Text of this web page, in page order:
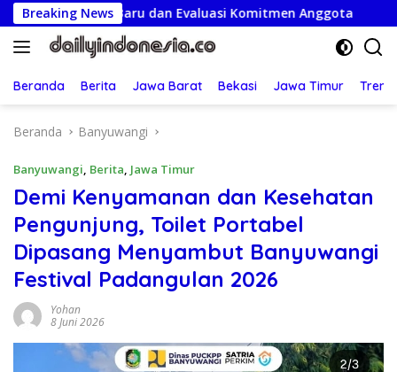
Langsung
ke
konten
Breaking News
Baru dan Evaluasi Komitmen Anggota Semarak
Beranda Berita Jawa Barat Bekasi Jawa Timur
Beranda Banyuwangi
Banyuwangi, Berita, Jawa Timur
Demi Kenyamanan dan Kesehatan
Pengunjung, Toilet Portabel
Dipasang Menyambut Banyuwangi
Festival Padangulan 2026
Yohan
8 Juni 2026